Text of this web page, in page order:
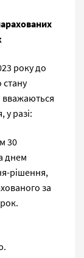
року до
вважаються
у разі:
30
днем
рішення,
за